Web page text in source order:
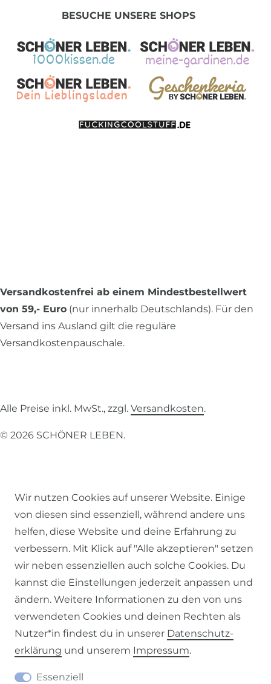
BESUCHE UNSERE SHOPS
Versandkostenfrei ab einem Mindestbestellwert
von 59,- Euro (nur innerhalb Deutschlands). Für den
Versand ins Ausland gilt die reguläre
Versandkostenpauschale.
Alle Preise inkl. MwSt., zzgl. Versandkosten.
© 2026 SCHÖNER LEBEN.
Impressum Daten­schutz­erklärung AGB
Barrierefreiheitserklärung Widerrufs­recht
VERTRAG WIDERRUFEN
Wir nutzen Cookies auf unserer Website. Einige
von diesen sind essenziell, während andere uns
helfen, diese Website und deine Erfahrung zu
verbessern. Mit Klick auf "Alle akzeptieren" setzen
wir neben essenziellen auch solche Cookies. Du
kannst die Einstellungen jederzeit anpassen und
ändern. Weitere Informationen zu den von uns
verwendeten Cookies und deinen Rechten als
Nutzer*in findest du in unserer Daten­schutz­
erklärung und unserem Impressum.
Essenziell